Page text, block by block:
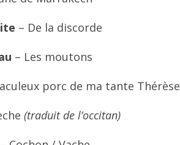
– De la discorde
– Les moutons
porc de ma tante Thérèse
(traduit de l’occitan)